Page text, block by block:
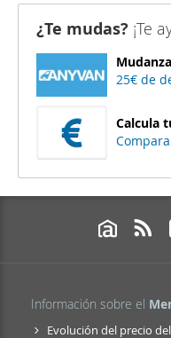
¿Te mudas? ¡Te
25€ de
Calcula
Información sobre el
Evolución del precio